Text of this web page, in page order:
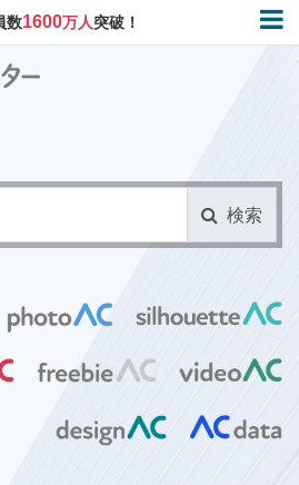
数1600万人突破！
検索